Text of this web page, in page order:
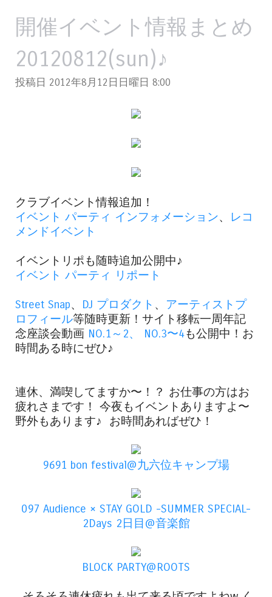
開催イベント情報まとめ
20120812(sun)♪
投稿日 2012年8月12日日曜日 8:00
クラブイベント情報追加！
イベント パーティ インフォメーション、 レコ
メンドイベント
イベントリポも随時追加公開中♪
イベント パーティ リポート
Street Snap、 DJ プロダクト 、 アーティストプ
ロフィール等随時更新！サイト移転一周年記
念座談会動画 NO.1～2、 NO.3〜4も公開中！お
時間ある時にぜひ♪
連休、満喫してますか〜！？ お仕事の方はお
疲れさまです！ 今夜もイベントありますよ〜
野外もあります♪ お時間あればぜひ！
9691 bon festival@九六位キャンプ場
097 Audience × STAY GOLD -SUMMER SPECIAL-
2Days 2日目@音楽館
BLOCK PARTY@ROOTS